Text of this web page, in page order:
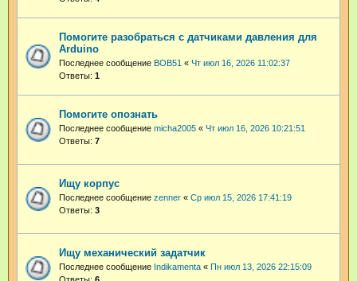
Помогите разобраться с датчиками давления для
Arduino
Последнее сообщение BOB51 « Чт июл 16, 2026 11:02:37
Ответы: 1
Помогите опознать
Последнее сообщение micha2005 « Чт июл 16, 2026 10:21:51
Ответы: 7
Ищу корпус
Последнее сообщение zenner « Ср июл 15, 2026 17:41:19
Ответы: 3
Ищу механический задатчик
Последнее сообщение Indikamenta « Пн июл 13, 2026 22:15:09